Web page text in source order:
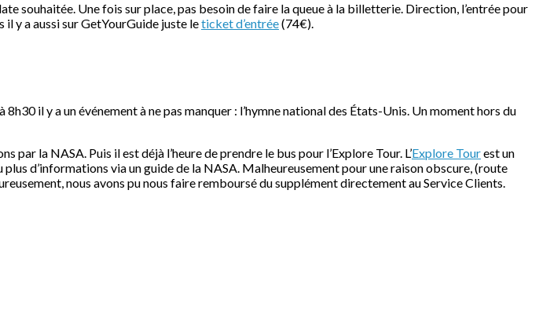
souhaitée. Une fois sur place, pas besoin de faire la queue à la billetterie. Direction, l’entrée pour
il y a aussi sur GetYourGuide juste leticket d’entrée(74€).
il y a un événement à ne pas manquer : l’hymne national des États-Unis. Un moment hors du
la NASA. Puis il est déjà l’heure de prendre le bus pour l’Explore Tour. L’Explore Tourest un
d’informations via un guide de la NASA. Malheureusement pour une raison obscure, (route
nous avons pu nous faire remboursé du supplément directement au Service Clients.